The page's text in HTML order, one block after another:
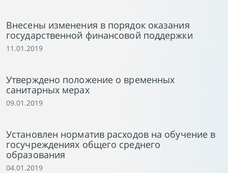
Внесены изменения в порядок оказания
государственной финансовой поддержки
11.01.2019
Утверждено положение о временных
санитарных мерах
09.01.2019
Установлен норматив расходов на обучение в
госучреждениях общего среднего
образования
04.01.2019